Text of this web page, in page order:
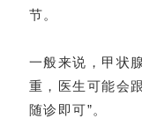
节。
一般来说，甲状
重，医生可能会
随诊即可”。